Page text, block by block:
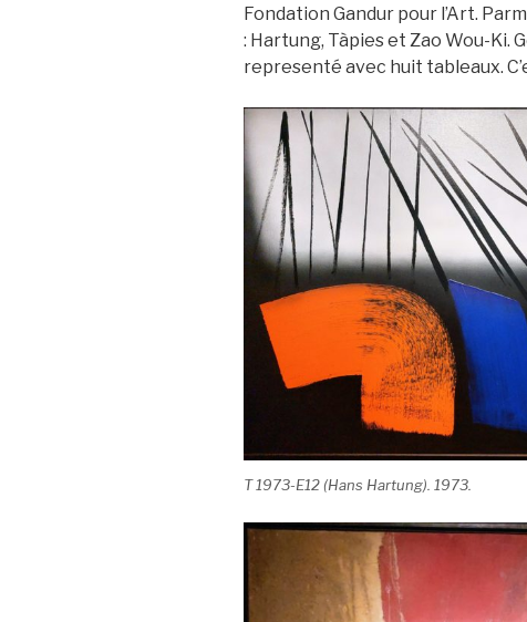
Fondation Gandur pour l’Art.
: Hartung, Tàpies et Zao Wou-Ki.
representé avec huit tableaux.
T 1973-E12 (Hans Hartung). 1973.